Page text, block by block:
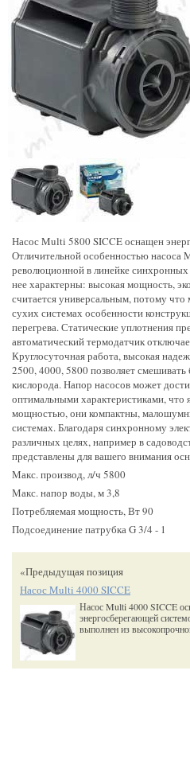
Насос Multi 5800 SICCE оснащен
Отличительной особенностью насоса
революционной в линейке
нее характерны: высокая мощность,
считается универсальным, потому
сухих системах особенности
перегрева. Статические уплотнения
автоматический термодатчик
Круглосуточная работа, высокая
2500, 4000, 5800 позволяет
кислорода. Напор насосов может
оптимальными характеристиками, что
мощностью, они компактны,
системах. Благодаря синхронному
различных целях, например в
представлены для вашего внимания
Макс. производ, л/ч 5800
Макс. напор воды, м 3,8
Потребляемая мощность, Вт 90
Подсоединение патрубка G 3/4 - 1
«Предыдущая позиция
Насос Multi 4000 SICCE
Насос Multi 4000 SICCE
энергосберегающей
выполнен из